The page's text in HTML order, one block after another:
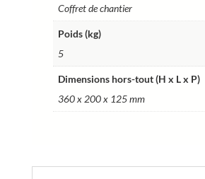
Coffret de chantier
Poids (kg)
5
Dimensions hors-tout (H x L x P)
360 x 200 x 125 mm